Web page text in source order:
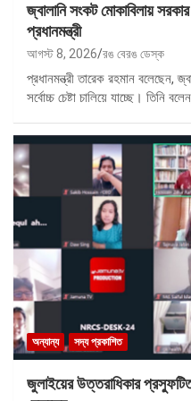
জ্বালানি সংকট মোকাবিলায় সরকার
প্রধানমন্ত্রী
আগস্ট 8, 2026 রঙ বেরঙ ডেস্ক
প্রধানমন্ত্রী তারেক রহমান বলেছেন,
সর্বোচ্চ চেষ্টা চালিয়ে যাচ্ছে। তিনি
অন্যান্য সদ্য প্রকাশিত
জুলাইয়ের উত্তরাধিকার